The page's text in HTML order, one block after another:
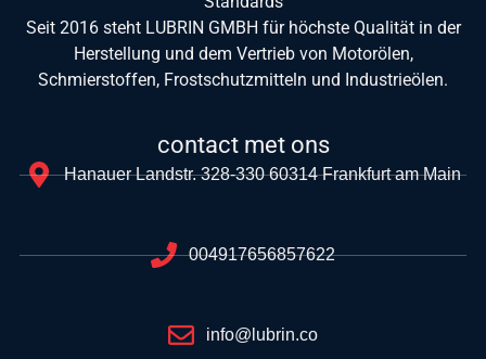
Seit 2016 steht LUBRIN GMBH für höchste Qualität in der
Herstellung und dem Vertrieb von Motorölen,
Schmierstoffen, Frostschutzmitteln und Industrieölen.
contact met ons
Hanauer Landstr. 328-330 60314 Frankfurt am Main
004917656857622
info@lubrin.co